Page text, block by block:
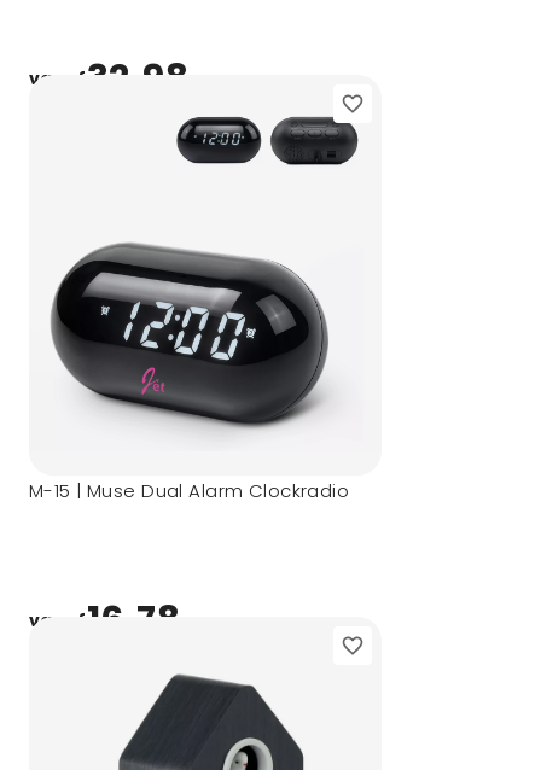
vanaf32,98
M-15 | Muse Dual Alarm Clockradio
vanaf16,78